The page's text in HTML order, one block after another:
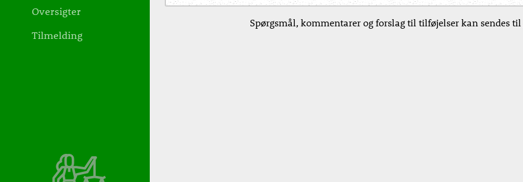
Oversigter
Tilmelding
Spørgsmål, kommentarer og forslag til tilføjelser kan sendes til